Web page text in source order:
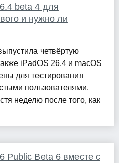
beta 4 для
и нужно ли
четвёртую
iPadOS 26.4 и macOS
для тестирования
пользователями.
неделю после того, как
Public Beta 6 вместе с